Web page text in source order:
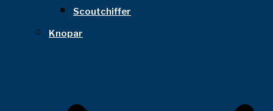
Scoutchiffer
Knopar